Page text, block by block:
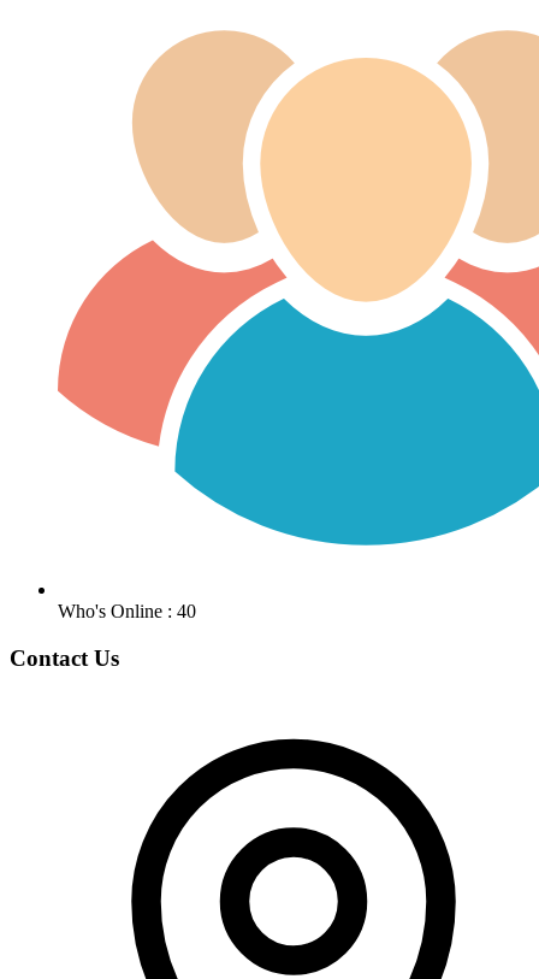
Who's Online : 40
Contact Us